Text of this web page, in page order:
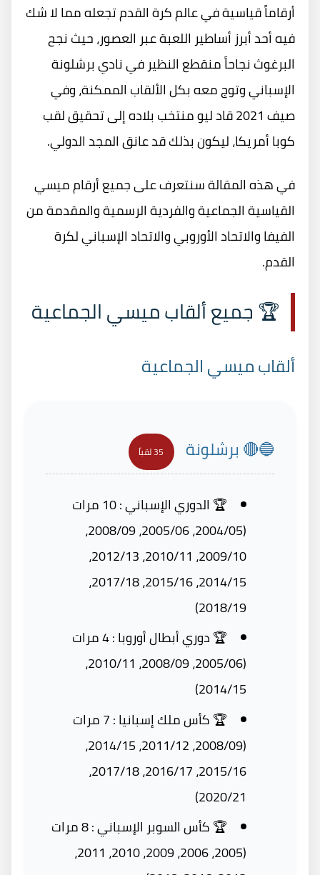
أرقاماً قياسية في عالم كرة القدم تجعله مما لا شك
فيه أحد أبرز أساطير اللعبة عبر العصور، حيث نجح
البرغوث نجاحاً منقطع النظير في نادي برشلونة
الإسباني وتوج معه بكل الألقاب الممكنة، وفي
صيف 2021 قاد ليو منتخب بلاده إلى تحقيق لقب
كوبا أمريكا، ليكون بذلك قد عانق المجد الدولي.
في هذه المقالة سنتعرف على جميع أرقام ميسي
القياسية الجماعية والفردية الرسمية والمقدمة من
الفيفا والاتحاد الأوروبي والاتحاد الإسباني لكرة
القدم.
🏆 جميع ألقاب ميسي الجماعية
ألقاب ميسي الجماعية
🔵🔴 برشلونة 35 لقباً
🏆 الدوري الإسباني : 10 مرات
(2004/05، 2005/06، 2008/09،
2009/10، 2010/11، 2012/13،
2014/15، 2015/16، 2017/18،
2018/19)
🏆 دوري أبطال أوروبا : 4 مرات
(2005/06، 2008/09، 2010/11،
2014/15)
🏆 كأس ملك إسبانيا : 7 مرات
(2008/09، 2011/12، 2014/15،
2015/16، 2016/17، 2017/18،
2020/21)
🏆 كأس السوبر الإسباني : 8 مرات
(2005، 2006، 2009، 2010، 2011،